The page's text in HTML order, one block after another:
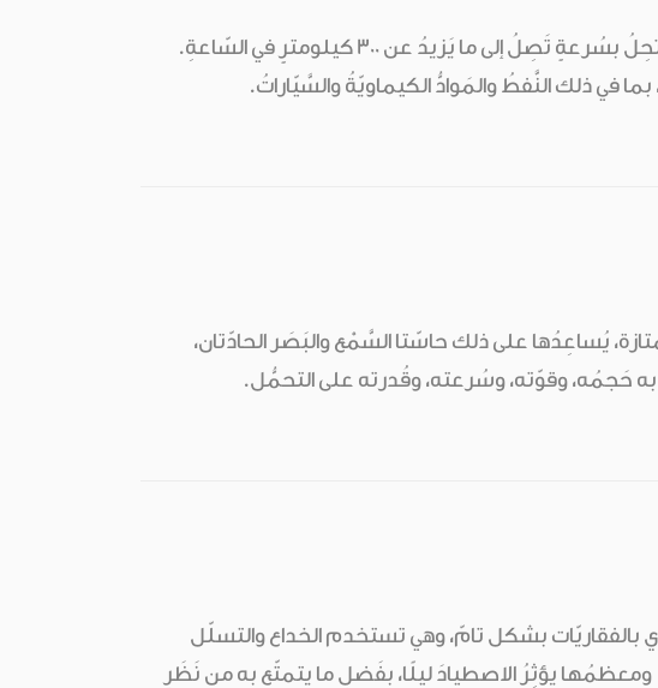
القِطاراتُ هي أَسرَعُ وَسيلةِ مُواصَلاتٍ بَرّيّةٍ. قِطاراتُ الرُّكّابِ السَّريعةُ تَرتحِلُ بسُرعةٍ تَصِلُ إلى ما يَزيدُ عن 300 كيلومترٍ في السّاعةِ.
في ذلك النَّفطُ والمَوادُّ الكيماويّةُ والسَّيّاراتُ.
يُساعِدُها على ذلك حاسّتا السَّمْع والبَصَر الحادّتان،
وقوّته، وسُرعته، وقُدرته على التحمُّل.
بالفقاريّات بشكل تامّ، وهي تستخدم الخداع والتسلّل
يؤثِرُ الاصطيادَ ليلًا، بفَضلِ ما يتمتّع به من نَظَرٍ